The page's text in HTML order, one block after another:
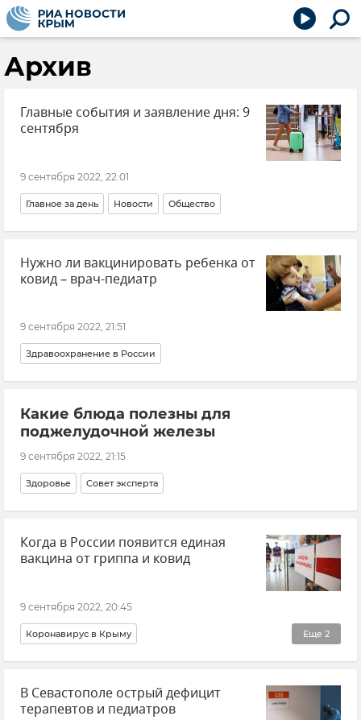
Архив
Главные события и заявление дня: 9
сентября
9 сентября 2022, 22:01
Главное за день Новости Общество
Нужно ли вакцинировать ребенка от
ковид – врач-педиатр
9 сентября 2022, 21:51
Здравоохранение в России
Какие блюда полезны для
поджелудочной железы
9 сентября 2022, 21:15
Здоровье Совет эксперта
Когда в России появится единая
вакцина от гриппа и ковид
9 сентября 2022, 20:45
Еще 2
Коронавирус в Крыму
Распространение коронавируса в РФ
Здравоохранение в России
В Севастополе острый дефицит
терапевтов и педиатров